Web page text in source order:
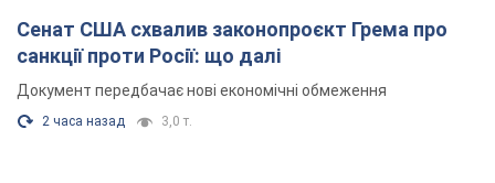
Сенат США схвалив законопроєкт Грема про
санкції проти Росії: що далі
Документ передбачає нові економічні обмеження
2 часа назад 3,0 т.